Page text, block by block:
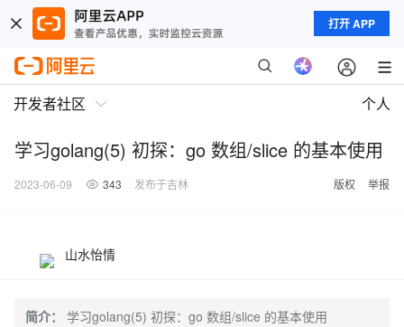
打开 APP
开发者社区 个人
学习golang(5) 初探：go 数组/slice 的基本使用
2023-06-09 343 发布于吉林 版权 举报
山水怡情
简介： 学习golang(5) 初探：go 数组/slice 的基本使用